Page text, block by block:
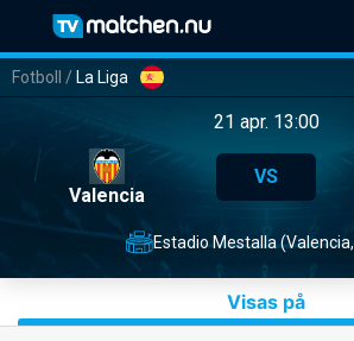
Fotboll / La Liga
21 apr. 13:00
Valencia
VS
Estadio Mestalla
Visas på